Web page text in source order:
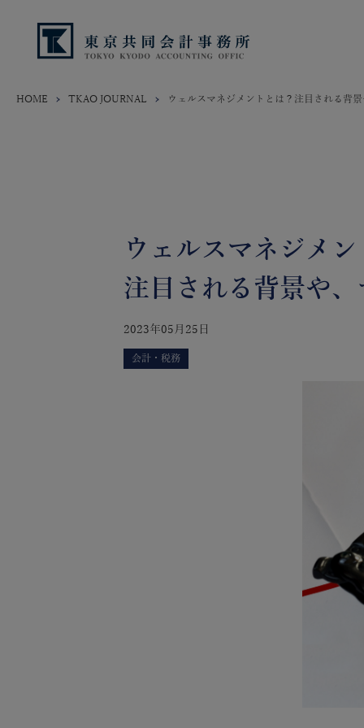
HOME TKAO JOURNAL ウェルスマネジメントとは？注目される背
ウェルスマネジメ
注目される背景や
2023年05月25日
会計・税務